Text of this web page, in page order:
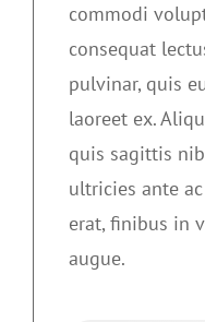
commodi
consequat
pulvinar, quis
laoreet ex.
quis sagittis
ultricies ante
erat, finibus in
augue.